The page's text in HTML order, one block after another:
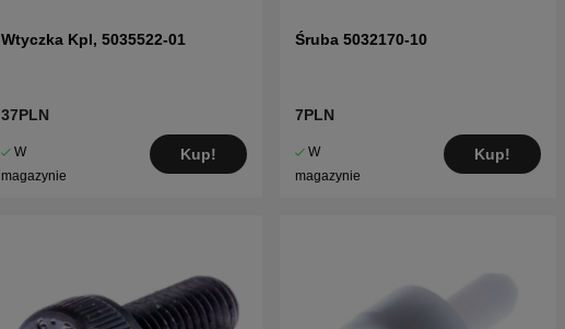
Wtyczka Kpl, 5035522-01
37PLN
W
magazynie
Kup!
Śruba 5032170-10
7PLN
W
magazynie
Kup!